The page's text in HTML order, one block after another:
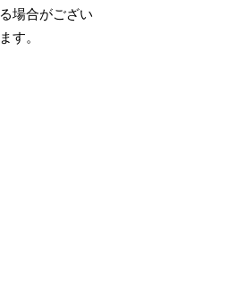
る場合がござい
ます。